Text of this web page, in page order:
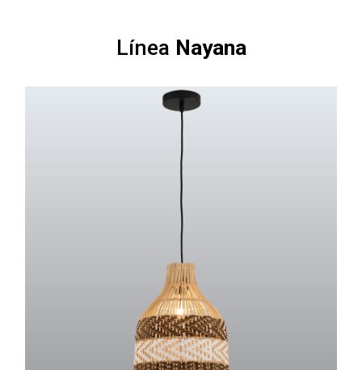
Línea Nayana